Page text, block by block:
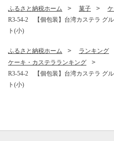
ご飯 コナリエ 群馬県 前橋市
ふるさと納税ホーム 菓子
R3-54-2 【個包装】台湾カステラ グ
ト(小)
ふるさと納税ホーム ランキング
ケーキ・カステラランキング
R3-54-2 【個包装】台湾カステラ グ
ト(小)